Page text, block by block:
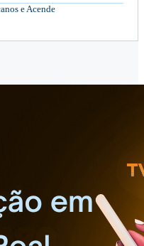
e Acende